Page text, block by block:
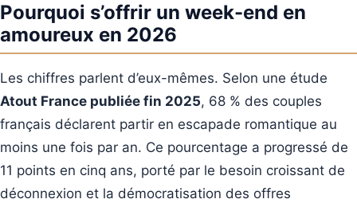
Pourquoi s’offrir un week-end en
amoureux en 2026
Les chiffres parlent d’eux-mêmes. Selon une étude
Atout France publiée fin 2025, 68 % des couples
français déclarent partir en escapade romantique au
moins une fois par an. Ce pourcentage a progressé de
11 points en cinq ans, porté par le besoin croissant de
déconnexion et la démocratisation des offres